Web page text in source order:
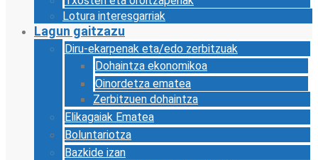
Lotura interesgarriak
Lagun gaitzazu
Diru-ekarpenak eta/edo zerbitzuak
Dohaintza ekonomikoa
Oinordetza ematea
Zerbitzuen dohaintza
Elikagaiak Ematea
Boluntariotza
Bazkide izan